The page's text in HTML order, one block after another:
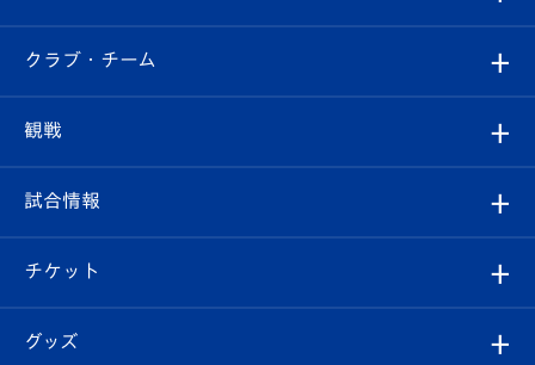
すべて
クラブ
試合情報
チケット
クラブ・チーム
クラブ概要
エンブレム紹介
観戦
観戦ルール
はじめての観戦ガイド
試合情報
試合日程/結果
チケット
チケット
グッズ